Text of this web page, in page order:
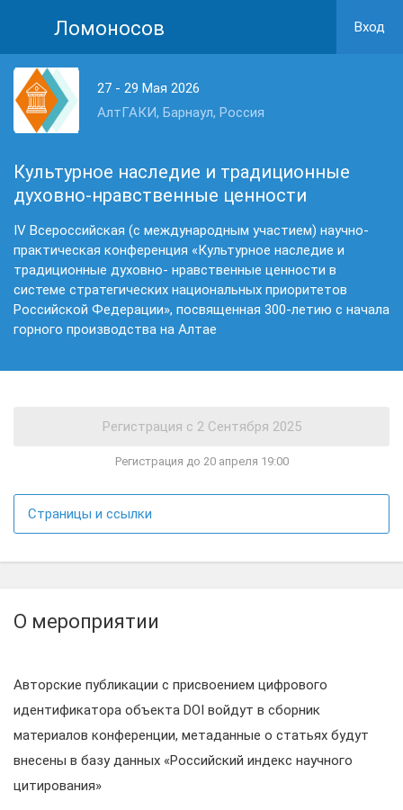
Ломоносов Вход
27 - 29 Мая 2026
АлтГАКИ, Барнаул, Россия
Культурное наследие и традиционные
духовно-нравственные ценности
IV Всероссийская (с международным участием) научно-
практическая конференция «Культурное наследие и
традиционные духовно- нравственные ценности в
системе стратегических национальных приоритетов
Российской Федерации», посвященная 300-летию с начала
горного производства на Алтае
Регистрация до 20 апреля 19:00
Страницы и ссылки
О мероприятии
Авторские публикации с присвоением цифрового
идентификатора объекта DOI войдут в сборник
материалов конференции, метаданные о статьях будут
внесены в базу данных «Российский индекс научного
цитирования»